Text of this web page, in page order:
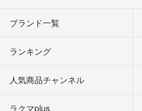
ブランド一覧
ランキング
人気商品チャンネル
ラクマplus